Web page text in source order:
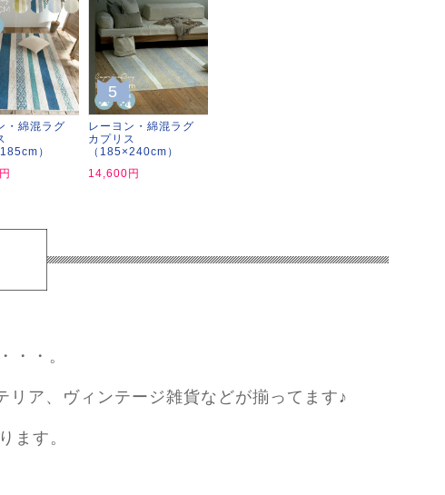
・綿混ラグ
）
5
レーヨン・綿混ラグ
カプリス
（185×240cm）
14,600円
・・。
ア、ヴィンテージ雑貨などが揃ってます♪
ます。